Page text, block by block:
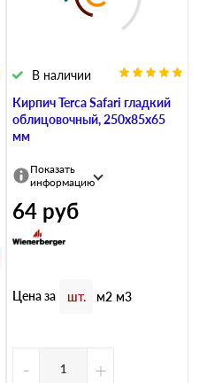
Кирпич Terca Safari гладкий
облицовочный, 250х85х65
мм
В наличии
Показать
информацию
64 руб
Цена за шт. м2 м3
- +